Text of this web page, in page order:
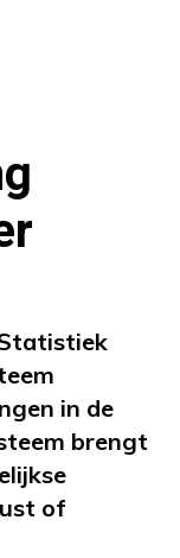
in de
brengt
of